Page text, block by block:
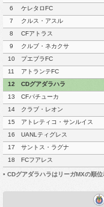
6
ケレタロFC
7
クルス・アスル
8
CFアトラス
9
クルブ・ネカクサ
10
プエブラFC
11
アトランテFC
12
CDグアダラハラ
13
CFパチューカ
14
クラブ・レオン
15
アトレティコ・サンルイス
16
UANLティグレス
17
サントス・ラグナ
18
FCフアレス
• CDグアダラハラはリーガMXの順